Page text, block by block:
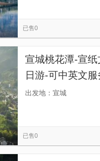
已售0
宣城桃花潭-宣
日游-可中英文
仙境等您来-漫
出发地：宣城
已售0